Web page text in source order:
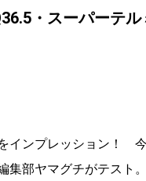
・スーパーテル
インプレッション！
集部ヤマグチがテスト